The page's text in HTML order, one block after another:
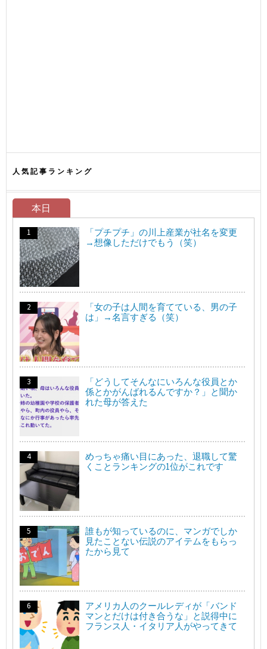
人気記事ランキング
本日
「プチプチ」の川上産業が社名を変更
→想像しただけでもう（笑）
「女の子は人間を育てている、男の子
は」→名言すぎる（笑）
「どうしてそんなにいろんな役員とか
係とかがんばれるんですか？」と聞か
れた母が答えた
めっちゃ痛い目にあった、退職して驚
くことランキングの1位がこれです
誰もが知っているのに、マンガでしか
見たことない伝説のアイテムをもらっ
たから見て
アメリカ人のクールレディが「バンド
マンとだけは付き合うな」と説得中に
フランス人・イタリア人がやってきて